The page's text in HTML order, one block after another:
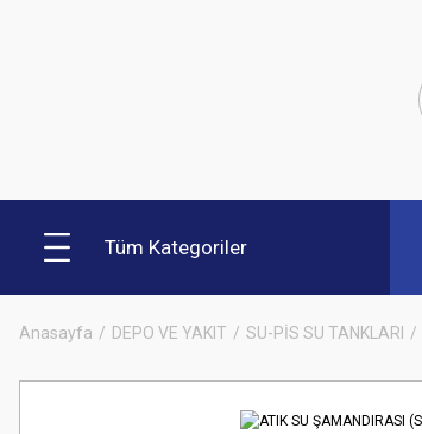
Tüm Kategoriler
Anasayfa DEPO VE YAKIT SU-PİS SU TANKLARI